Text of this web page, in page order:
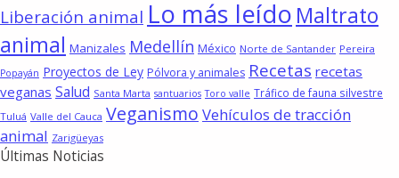
Liberación animal Lo más leído Maltrato
animal Manizales Medellín México Norte de Santander Pereira
Popayán Proyectos de Ley Pólvora y animales Recetas recetas
veganas Salud Santa Marta santuarios Toro valle Tráfico de fauna silvestre
Tuluá Valle del Cauca Veganismo Vehículos de tracción
animal Zarigüeyas
Últimas Noticias